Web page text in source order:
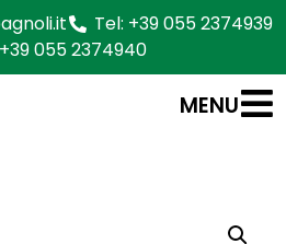
Tel: +39 055 2374939
055 2374940
MENU